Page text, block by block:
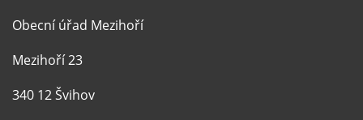
Obecní úřad Mezihoří
Mezihoří 23
340 12 Švihov